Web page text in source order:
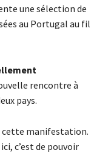
une sélection de
au Portugal au fil
rencontre à
pays.
cette manifestation.
c’est de pouvoir